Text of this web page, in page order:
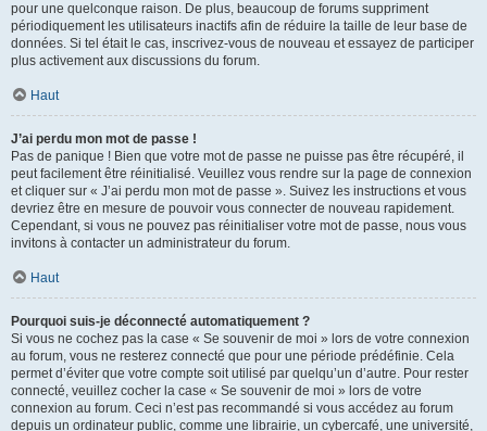
pour une quelconque raison. De plus, beaucoup de forums suppriment
périodiquement les utilisateurs inactifs afin de réduire la taille de leur base de
données. Si tel était le cas, inscrivez-vous de nouveau et essayez de participer
plus activement aux discussions du forum.
Haut
J’ai perdu mon mot de passe !
Pas de panique ! Bien que votre mot de passe ne puisse pas être récupéré, il
peut facilement être réinitialisé. Veuillez vous rendre sur la page de connexion
et cliquer sur « J’ai perdu mon mot de passe ». Suivez les instructions et vous
devriez être en mesure de pouvoir vous connecter de nouveau rapidement.
Cependant, si vous ne pouvez pas réinitialiser votre mot de passe, nous vous
invitons à contacter un administrateur du forum.
Haut
Pourquoi suis-je déconnecté automatiquement ?
Si vous ne cochez pas la case « Se souvenir de moi » lors de votre connexion
au forum, vous ne resterez connecté que pour une période prédéfinie. Cela
permet d’éviter que votre compte soit utilisé par quelqu’un d’autre. Pour rester
connecté, veuillez cocher la case « Se souvenir de moi » lors de votre
connexion au forum. Ceci n’est pas recommandé si vous accédez au forum
depuis un ordinateur public, comme une librairie, un cybercafé, une université,